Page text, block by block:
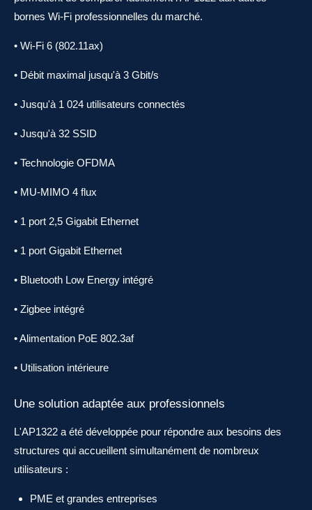
bornes Wi-Fi professionnelles du marché.
• Wi-Fi 6 (802.11ax)
• Débit maximal jusqu'à 3 Gbit/s
• Jusqu'à 1 024 utilisateurs connectés
• Jusqu'à 32 SSID
• Technologie OFDMA
• MU-MIMO 4 flux
• 1 port 2,5 Gigabit Ethernet
• 1 port Gigabit Ethernet
• Bluetooth Low Energy intégré
• Zigbee intégré
• Alimentation PoE 802.3af
• Utilisation intérieure
Une solution adaptée aux professionnels
L'AP1322 a été développée pour répondre aux besoins des
structures qui accueillent simultanément de nombreux
utilisateurs :
PME et grandes entreprises